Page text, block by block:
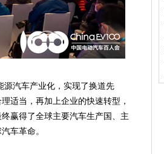
汽车产业化，实现了换道先
适当，再加上企业的快速转型，
赢得了全球主要汽车生产国、主
车革命。